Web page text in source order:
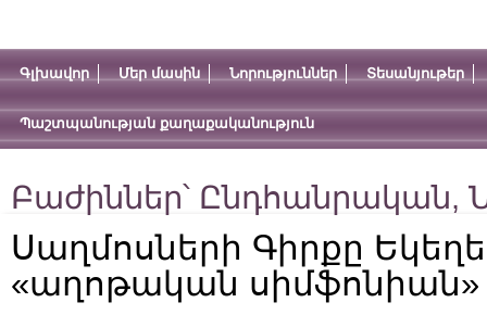
Գլխավոր Մեր մասին Նորություններ Տեսանյութեր
Պաշտպանության քաղաքականություն
Բաժիններ՝ Ընդհանրական,
Սաղմոսների Գիրքը
«աղոթական սիմֆոնիան»